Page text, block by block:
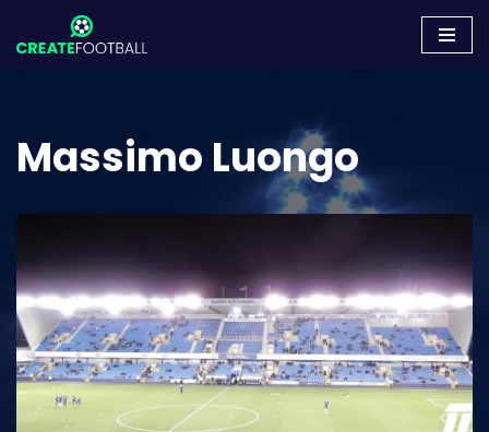
Zum
Massimo Luongo